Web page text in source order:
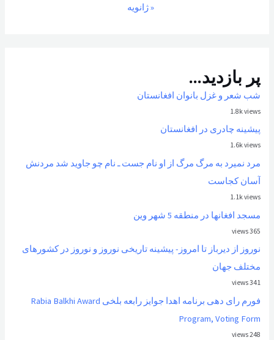
« ژانویه
پر بازدید...
شب شعر و غزل بانوان افغانستان
1.8k views
پیشینه چادری در افغانستان
1.6k views
مرد نمیرد به مرگ مرگ از او نام جست ـ نام چو جاوید شد مردنش
آسان کجاست
1.1k views
مسجد افغانها در منطقه 5 شهر وین
365 views
نوروز از ديرباز تا امروز- پیشینه تاریخی نوروز و نوروز در کشورهای
مختلف جهان
341 views
فورم رای دهی برنامه اهدا جوایز رابعه بلخی Rabia Balkhi Award
Program, Voting Form
248 views